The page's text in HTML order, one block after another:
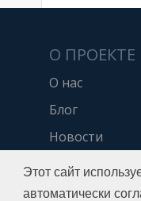
Этот сайт
автоматически
О ПРОЕКТЕ
О нас
Блог
Новости
API